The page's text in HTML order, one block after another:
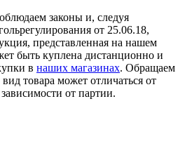
законы и, следуя
от 25.06.18,
представленная на нашем
быть куплена дистанционно и
в наших магазинах. Обращаем
товара может отличаться от
от партии.